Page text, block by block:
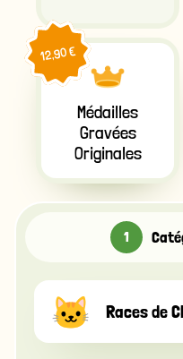
Médailles
Gravées
Originales
12,90 €
Races de